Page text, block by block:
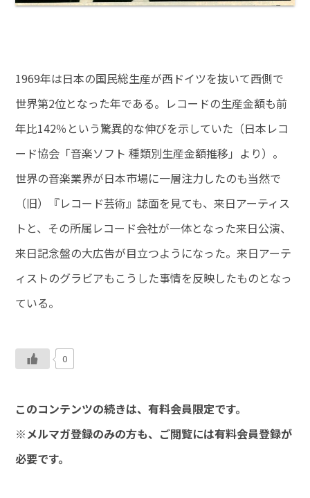
1969年は日本の国民総生産が西ドイツを抜いて西側で
世界第2位となった年である。レコードの生産金額も前
年比142％という驚異的な伸びを示していた（日本レコ
ード協会「音楽ソフト 種類別生産金額推移」より）。
世界の音楽業界が日本市場に一層注力したのも当然で
（旧）『レコード芸術』誌面を見ても、来日アーティス
トと、その所属レコード会社が一体となった来日公演、
来日記念盤の大広告が目立つようになった。来日アーテ
ィストのグラビアもこうした事情を反映したものとなっ
ている。
0
このコンテンツの続きは、有料会員限定です。
※メルマガ登録のみの方も、ご閲覧には有料会員登録が
必要です。